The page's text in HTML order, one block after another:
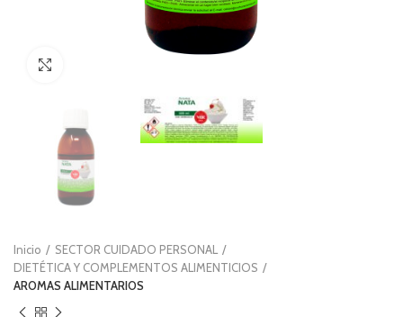
Inicio
SECTOR CUIDADO PERSONAL
DIETÉTICA Y COMPLEMENTOS ALIMENTICIOS
AROMAS ALIMENTARIOS